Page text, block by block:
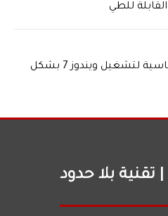
للطي
المتطلبات الاساسية لتشغيل ويندوز 7 بشكل
| تقنية بلا حدود